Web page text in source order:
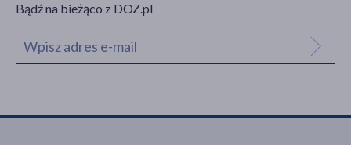
Bądź na bieżąco z DOZ.pl